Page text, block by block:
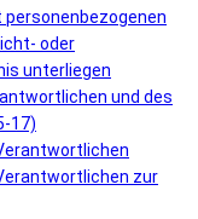
personenbezogenen
oder
unterliegen
und des
17)
zur